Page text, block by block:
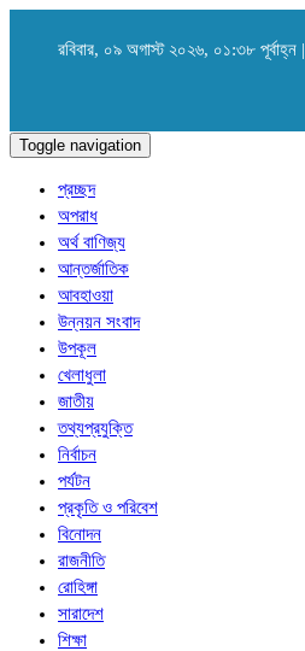
রবিবার, ০৯ অগাস্ট ২০২৬, ০১:৩৮ পূর্বাহ্ন |
Toggle navigation
প্রচ্ছদ
অপরাধ
অর্থ বাণিজ্য
আন্তর্জাতিক
আবহাওয়া
উন্নয়ন সংবাদ
উপকূল
খেলাধুলা
জাতীয়
তথ্যপ্রযুক্তি
নির্বাচন
পর্যটন
প্রকৃতি ও পরিবেশ
বিনোদন
রাজনীতি
রোহিঙ্গা
সারাদেশ
শিক্ষা